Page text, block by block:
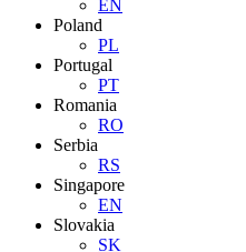
EN
Poland
PL
Portugal
PT
Romania
RO
Serbia
RS
Singapore
EN
Slovakia
SK